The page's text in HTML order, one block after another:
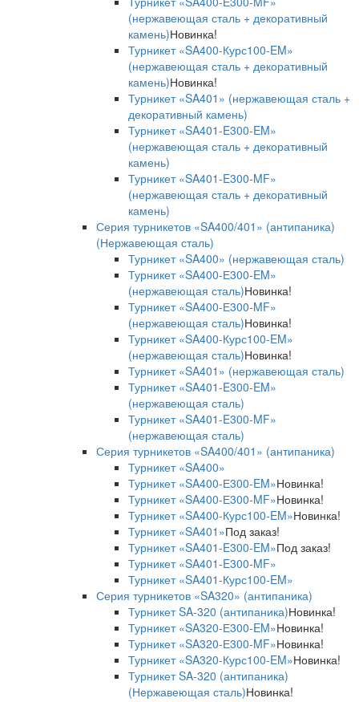
(нержавеющая сталь + декоративный
камень)Новинка!
Турникет «SA400-Курс100-EM»
(нержавеющая сталь + декоративный
камень)Новинка!
Турникет «SA401» (нержавеющая сталь +
декоративный камень)
Турникет «SA401-E300-EM»
(нержавеющая сталь + декоративный
камень)
Турникет «SA401-E300-MF»
(нержавеющая сталь + декоративный
камень)
Серия турникетов «SA400/401» (антипаника)
(Нержавеющая сталь)
Турникет «SA400» (нержавеющая сталь)
Турникет «SA400-Е300-EM»
(нержавеющая сталь)Новинка!
Турникет «SA400-Е300-MF»
(нержавеющая сталь)Новинка!
Турникет «SA400-Курс100-EM»
(нержавеющая сталь)Новинка!
Турникет «SA401» (нержавеющая сталь)
Турникет «SA401-E300-EM»
(нержавеющая сталь)
Турникет «SA401-E300-MF»
(нержавеющая сталь)
Серия турникетов «SA400/401» (антипаника)
Турникет «SA400»
Турникет «SA400-Е300-EM»Новинка!
Турникет «SA400-Е300-MF»Новинка!
Турникет «SA400-Курс100-EM»Новинка!
Турникет «SA401»Под заказ!
Турникет «SA401-E300-EM»Под заказ!
Турникет «SA401-E300-MF»
Турникет «SA401-Курс100-EM»
Серия турникетов «SA320» (антипаника)
Турникет SA-320 (антипаника)Новинка!
Турникет «SA320-Е300-EM»Новинка!
Турникет «SA320-Е300-MF»Новинка!
Турникет «SA320-Курс100-EM»Новинка!
Турникет SA-320 (антипаника)
(Нержавеющая сталь)Новинка!